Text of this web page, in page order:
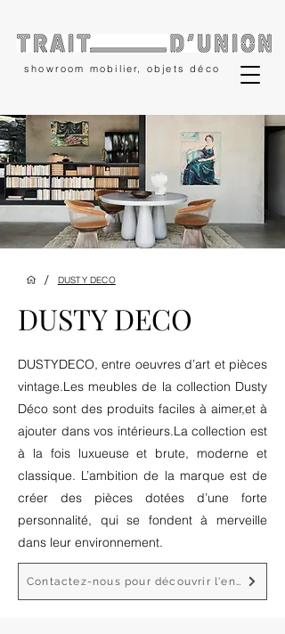
showroom mobilier, objets déco
/ DUSTY DECO
DUSTY DECO
DUSTYDECO, entre oeuvres d’art et pièces
vintage.Les meubles de la collection Dusty
Déco sont des produits faciles à aimer,et à
ajouter dans vos intérieurs.La collection est
à la fois luxueuse et brute, moderne et
classique. L’ambition de la marque est de
créer des pièces dotées d’une forte
personnalité, qui se fondent à merveille
dans leur environnement.
Contactez-nous pour découvrir l'ensemble des produits